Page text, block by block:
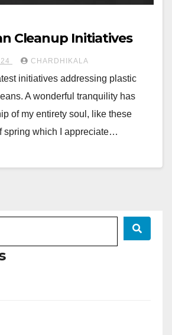
Cleanup Initiatives
CHARDHIKALA
initiatives addressing plastic
A wonderful tranquility has
of my entirety soul, like these
spring which I appreciate…